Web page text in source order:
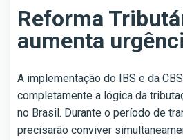
Reforma
aumenta
A implementação do IBS e da
completamente a lógica da
no Brasil. Durante o período de
precisarão conviver